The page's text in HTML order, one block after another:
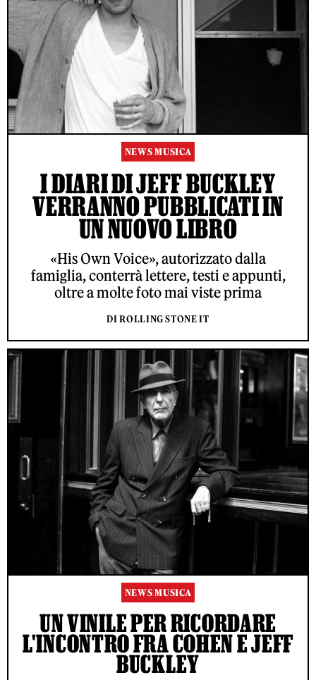
NEWS MUSICA
I DIARI DI JEFF BUCKLEY
VERRANNO PUBBLICATI IN
UN NUOVO LIBRO
«His Own Voice», autorizzato dalla
famiglia, conterrà lettere, testi e appunti,
oltre a molte foto mai viste prima
DI ROLLING STONE IT
NEWS MUSICA
UN VINILE PER RICORDARE
L'INCONTRO FRA COHEN E JEFF
BUCKLEY